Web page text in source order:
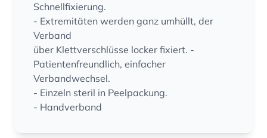
Schnellfixierung.
- Extremitäten werden ganz umhüllt, der
Verband
über Klettverschlüsse locker fixiert. -
Patientenfreundlich, einfacher
Verbandwechsel.
- Einzeln steril in Peelpackung.
- Handverband